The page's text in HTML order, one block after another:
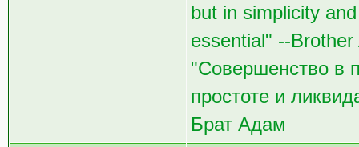
but in simplicity
essential" --Brother
"Совершенство в
простоте и
Брат Адам